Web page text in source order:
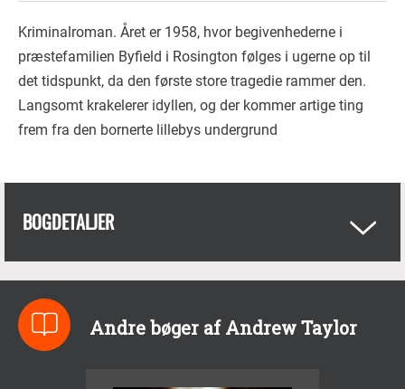
Kriminalroman. Året er 1958, hvor begivenhederne i
præstefamilien Byfield i Rosington følges i ugerne op til
det tidspunkt, da den første store tragedie rammer den.
Langsomt krakelerer idyllen, og der kommer artige ting
frem fra den bornerte lillebys undergrund
BOGDETALJER
Andre bøger af Andrew Taylor